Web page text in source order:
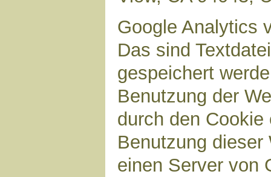
Google Analytics
Das sind
gespeichert
Benutzung der
durch den
Benutzung dieser
einen Server von